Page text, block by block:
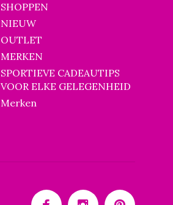
SHOPPEN
NIEUW
OUTLET
MERKEN
SPORTIEVE CADEAUTIPS
VOOR ELKE GELEGENHEID
Merken